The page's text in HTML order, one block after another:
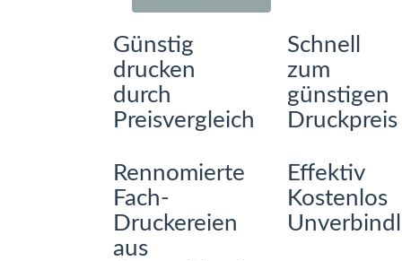
Günstig
drucken
durch
Preisvergleich
Schnell
zum
günstigen
Druckpreis
Rennomierte
Fach-
Druckereien
aus
Effektiv
Kostenlos